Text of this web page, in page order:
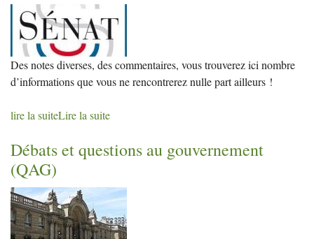
Des notes diverses, des commentaires, vous trouverez ici nombre
d’informations que vous ne rencontrerez nulle part ailleurs !
lire la suiteLire la suite
Débats et questions au gouvernement
(QAG)